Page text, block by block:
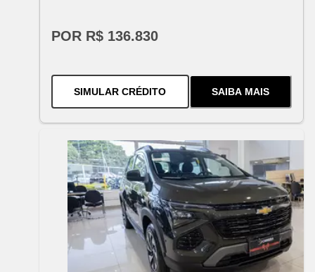
POR R$ 136.830
SIMULAR CRÉDITOPARA O SPARK EUV 2026
SAIBA MAIS
SOBRE